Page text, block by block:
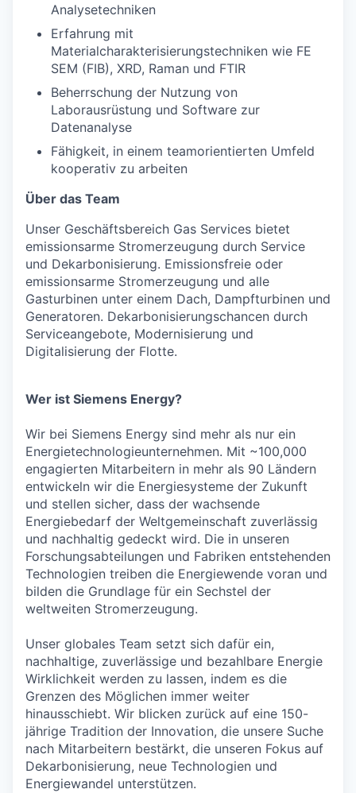
Analysetechniken
Erfahrung mit
Materialcharakterisierungstechniken wie FE
SEM (FIB), XRD, Raman und FTIR
Beherrschung der Nutzung von
Laborausrüstung und Software zur
Datenanalyse
Fähigkeit, in einem teamorientierten Umfeld
kooperativ zu arbeiten
Über das Team
Unser Geschäftsbereich Gas Services bietet
emissionsarme Stromerzeugung durch Service
und Dekarbonisierung. Emissionsfreie oder
emissionsarme Stromerzeugung und alle
Gasturbinen unter einem Dach, Dampfturbinen und
Generatoren. Dekarbonisierungschancen durch
Serviceangebote, Modernisierung und
Digitalisierung der Flotte.
Wer ist Siemens Energy?
Wir bei Siemens Energy sind mehr als nur ein
Energietechnologieunternehmen. Mit ~100,000
engagierten Mitarbeitern in mehr als 90 Ländern
entwickeln wir die Energiesysteme der Zukunft
und stellen sicher, dass der wachsende
Energiebedarf der Weltgemeinschaft zuverlässig
und nachhaltig gedeckt wird. Die in unseren
Forschungsabteilungen und Fabriken entstehenden
Technologien treiben die Energiewende voran und
bilden die Grundlage für ein Sechstel der
weltweiten Stromerzeugung.
Unser globales Team setzt sich dafür ein,
nachhaltige, zuverlässige und bezahlbare Energie
Wirklichkeit werden zu lassen, indem es die
Grenzen des Möglichen immer weiter
hinausschiebt. Wir blicken zurück auf eine 150-
jährige Tradition der Innovation, die unsere Suche
nach Mitarbeitern bestärkt, die unseren Fokus auf
Dekarbonisierung, neue Technologien und
Energiewandel unterstützen.